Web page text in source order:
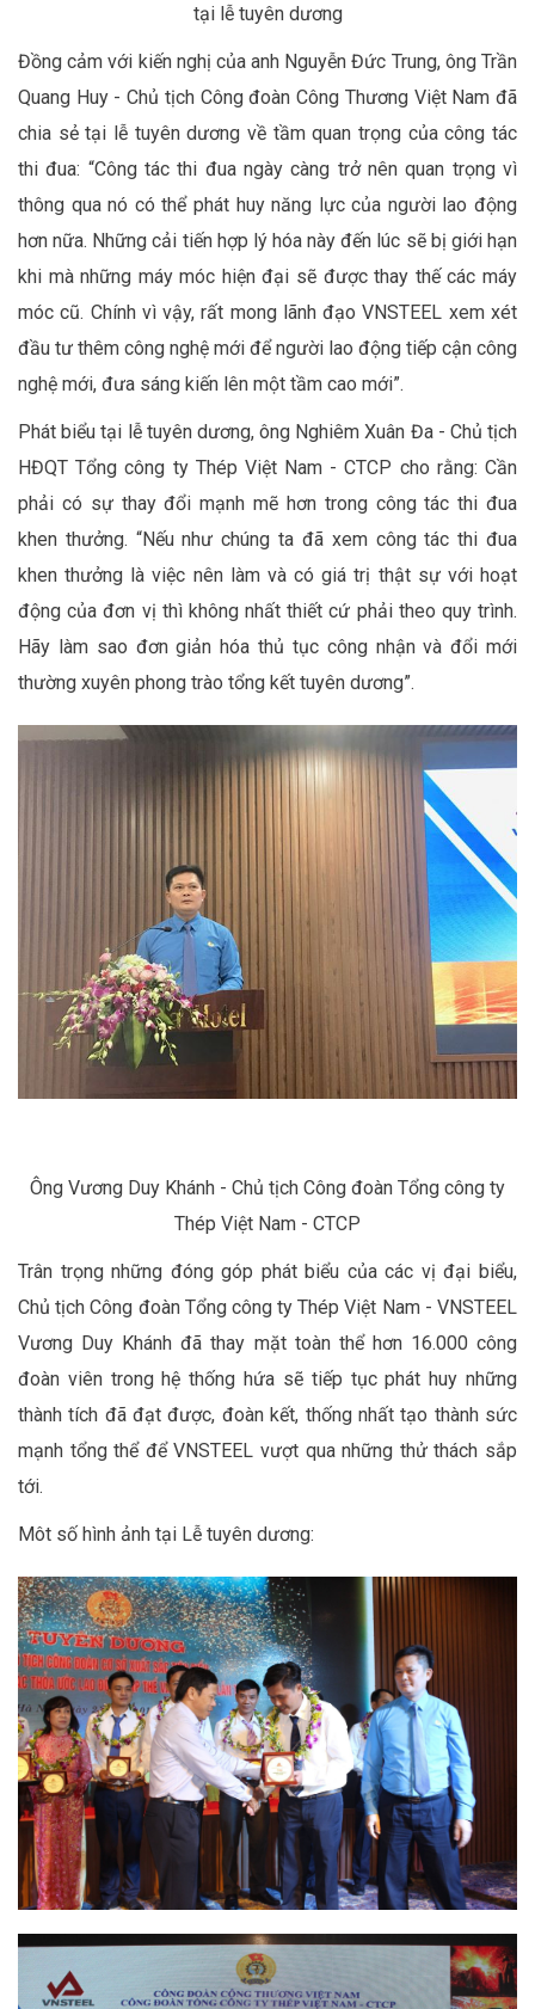
tại lễ tuyên dương
Đồng cảm với kiến nghị của anh Nguyễn Đức Trung, ông Trần
Quang Huy - Chủ tịch Công đoàn Công Thương Việt Nam đã
chia sẻ tại lễ tuyên dương về tầm quan trọng của công tác
thi đua: “Công tác thi đua ngày càng trở nên quan trọng vì
thông qua nó có thể phát huy năng lực của người lao động
hơn nữa. Những cải tiến hợp lý hóa này đến lúc sẽ bị giới hạn
khi mà những máy móc hiện đại sẽ được thay thế các máy
móc cũ. Chính vì vậy, rất mong lãnh đạo VNSTEEL xem xét
đầu tư thêm công nghệ mới để người lao động tiếp cận công
nghệ mới, đưa sáng kiến lên một tầm cao mới”.
Phát biểu tại lễ tuyên dương, ông Nghiêm Xuân Đa - Chủ tịch
HĐQT Tổng công ty Thép Việt Nam - CTCP cho rằng: Cần
phải có sự thay đổi mạnh mẽ hơn trong công tác thi đua
khen thưởng. “Nếu như chúng ta đã xem công tác thi đua
khen thưởng là việc nên làm và có giá trị thật sự với hoạt
động của đơn vị thì không nhất thiết cứ phải theo quy trình.
Hãy làm sao đơn giản hóa thủ tục công nhận và đổi mới
thường xuyên phong trào tổng kết tuyên dương”.
Ông Vương Duy Khánh - Chủ tịch Công đoàn Tổng công ty
Thép Việt Nam - CTCP
Trân trọng những đóng góp phát biểu của các vị đại biểu,
Chủ tịch Công đoàn Tổng công ty Thép Việt Nam - VNSTEEL
Vương Duy Khánh đã thay mặt toàn thể hơn 16.000 công
đoàn viên trong hệ thống hứa sẽ tiếp tục phát huy những
thành tích đã đạt được, đoàn kết, thống nhất tạo thành sức
mạnh tổng thể để VNSTEEL vượt qua những thử thách sắp
tới.
Môt số hình ảnh tại Lễ tuyên dương: